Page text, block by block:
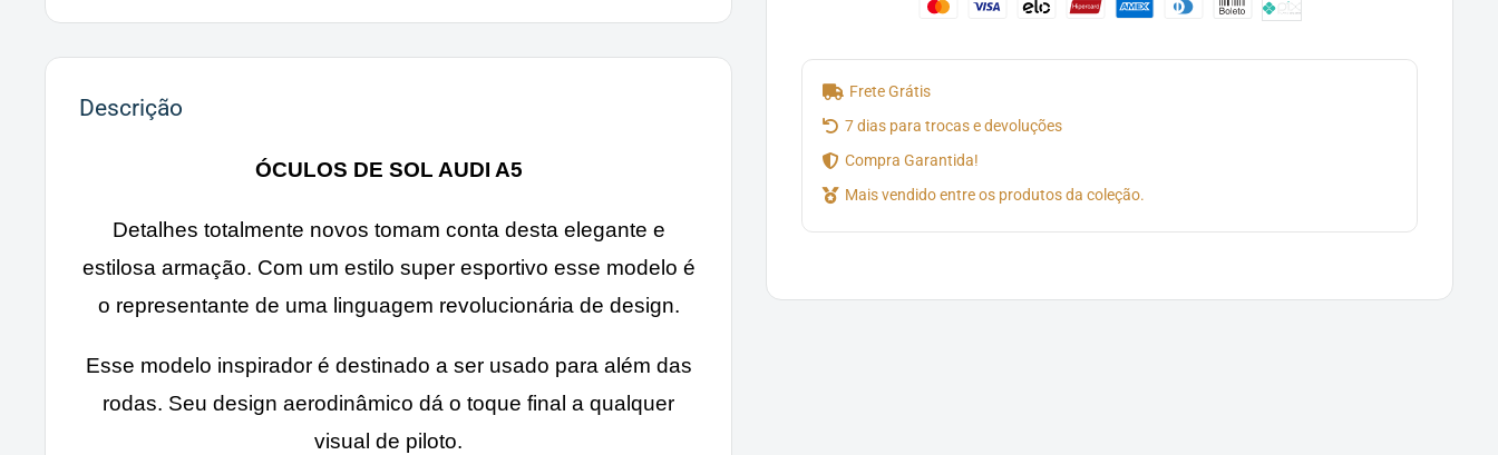
Frete Grátis
7 dias para trocas e devoluções
Compra Garantida!
Mais vendido entre os produtos da coleção.
Descrição
ÓCULOS DE SOL AUDI A5
Detalhes totalmente novos tomam conta desta elegante e
estilosa armação. Com um estilo super esportivo esse modelo é
o representante de uma linguagem revolucionária de design.
Esse modelo inspirador é destinado a ser usado para além das
rodas. Seu design aerodinâmico dá o toque final a qualquer
visual de piloto.